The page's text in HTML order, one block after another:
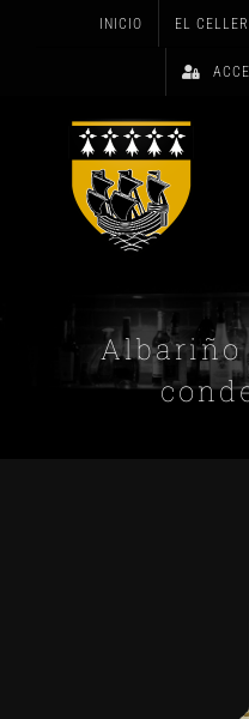
INICIO EL CELLER